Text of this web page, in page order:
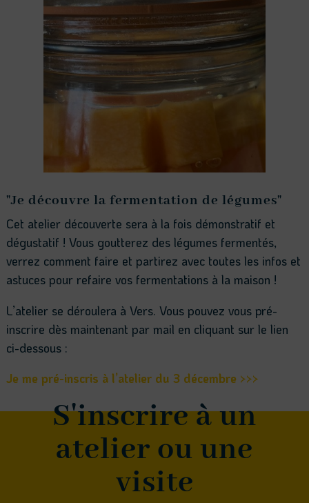
"Je découvre la fermentation de légumes"
Cet atelier découverte sera à la fois démonstratif et
dégustatif ! Vous goutterez des légumes fermentés,
verrez comment faire et partirez avec toutes les infos et
astuces pour refaire vos fermentations à la maison !
L’atelier se déroulera à Vers. Vous pouvez vous pré-
inscrire dès maintenant par mail en cliquant sur le lien
ci-dessous :
Je me pré-inscris à l’atelier du 3 décembre >>>
S'inscrire à un
atelier ou une
visite